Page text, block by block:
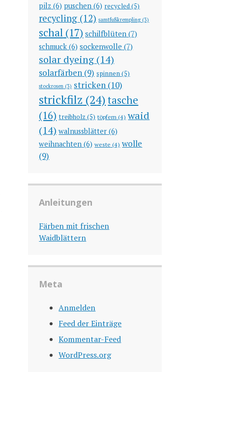
pilz (6) puschen (6) recycled(5)
recycling (12) samtfußkrempling(3)
schal (17) schilfblüten (7)
schmuck (6) sockenwolle (7)
solar dyeing (14)
solarfärben (9) spinnen(5)
stockrosen (3) stricken (10)
strickfilz (24)tasche
(16) treibholz (5) töpfern(4) waid
(14) walnussblätter (6)
weihnachten (6) weste (4) wolle
(9)
Anleitungen
Färben mit frischen
Waidblättern
Meta
Anmelden
Feed der Einträge
Kommentar-Feed
WordPress.org